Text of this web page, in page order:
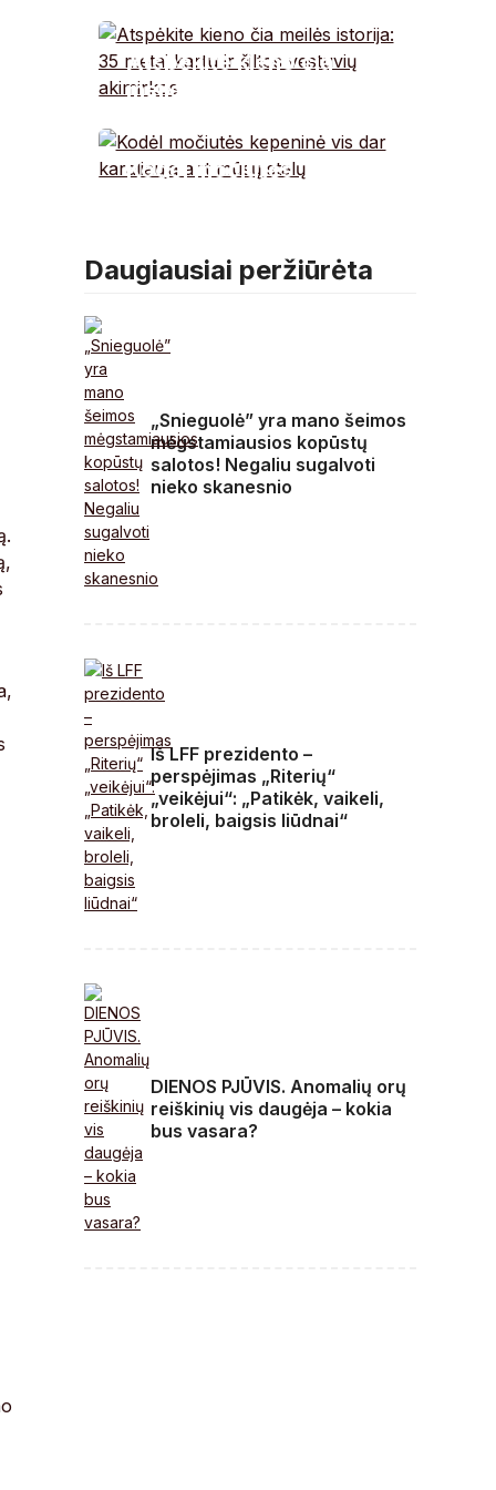
tiesą: štai ko jis
nepasakė žodžiais
Atspėkite kieno čia
meilės istorija: 35
vestuvių akimirkos
Kodėl močiutės
stalų
Daugiausiai peržiūrėta
„Snieguolė” yra mano šeimos
mėgstamiausios kopūstų
salotos! Negaliu sugalvoti
nieko skanesnio
Iš LFF prezidento –
perspėjimas „Riterių“
„veikėjui“: „Patikėk, vaikeli,
broleli, baigsis liūdnai“
DIENOS PJŪVIS. Anomalių orų
reiškinių vis daugėja – kokia
bus vasara?